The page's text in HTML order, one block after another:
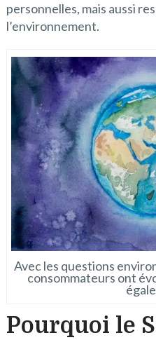
personnelles, mais aussi
l’environnement.
Avec les questions
consommateurs ont
Pourquoi le